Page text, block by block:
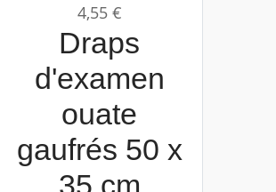
4,55 €
Draps
d'examen
ouate
gaufrés 50 x
35 cm